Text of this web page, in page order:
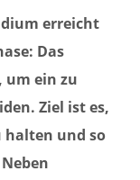
erreicht
Das
um ein zu
Ziel ist es,
halten und so